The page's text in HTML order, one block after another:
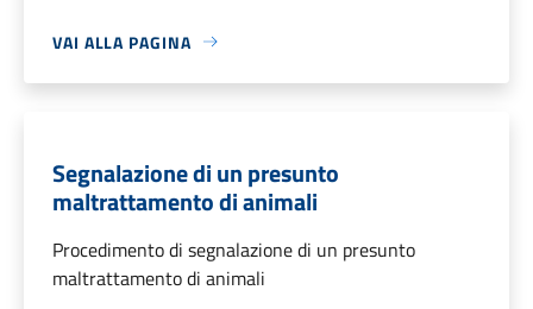
VAI ALLA PAGINA
Segnalazione di un presunto
maltrattamento di animali
Procedimento di segnalazione di un presunto
maltrattamento di animali